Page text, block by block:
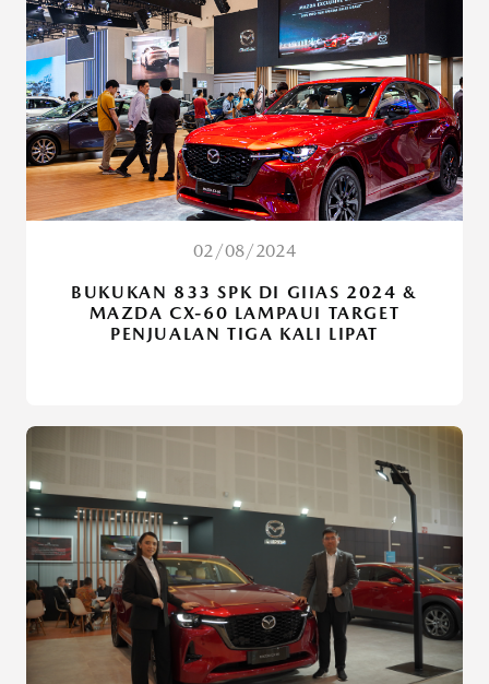
02/08/2024
BUKUKAN 833 SPK DI GIIAS 2024 &
MAZDA CX-60 LAMPAUI TARGET
PENJUALAN TIGA KALI LIPAT